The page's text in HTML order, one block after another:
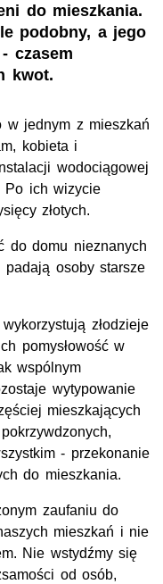
do mieszkania.
podobny, a jego
czasem
kwot.
w jednym z mieszkań
kobieta i
wodociągowej
Po ich wizycie
złotych.
do domu nieznanych
padają osoby starsze
złodzieje
pomysłowość w
wspólnym
wytypowanie
mieszkających
- przekonanie
do mieszkania.
zaufaniu do
mieszkań i nie
Nie wstydźmy się
od osób,